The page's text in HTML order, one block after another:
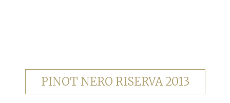
PINOT NERO RISERVA 2013